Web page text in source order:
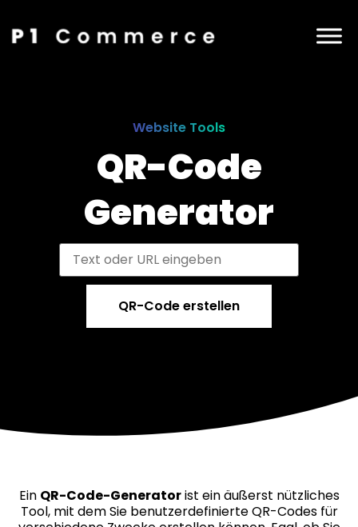
Website Tools
QR-Code
Generator
QR-Code erstellen
Ein QR-Code-Generatorist ein äußerst nützliches
Tool, mit dem Sie benutzerdefinierte QR-Codes für